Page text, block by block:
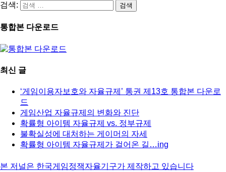
검색:
통합본 다운로드
최신 글
‘게임이용자보호와 자율규제’ 통권 제13호 통합본 다운로
드
게임산업 자율규제의 변화와 진단
확률형 아이템 자율규제 vs. 정부규제
불확실성에 대처하는 게이머의 자세
확률형 아이템 자율규제가 걸어온 길…ing
본 저널은 한국게임정잭자율기구가 제작하고 있습니다